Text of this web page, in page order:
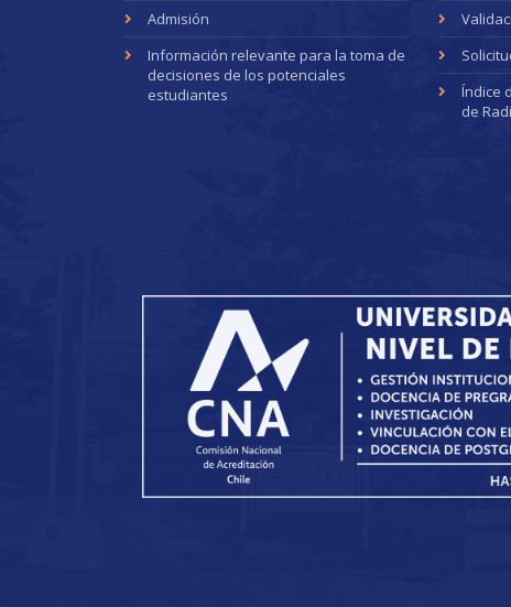
Admisión
Información relevante para la toma de
decisiones de los potenciales
estudiantes
Índice
de